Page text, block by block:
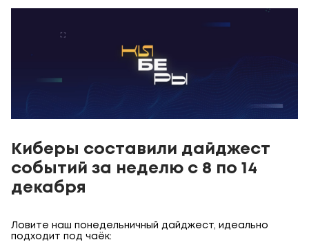
Киберы составили дайджест
событий за неделю с 8 по 14
декабря
Ловите наш понедельничный дайджест, идеально
подходит под чаёк: